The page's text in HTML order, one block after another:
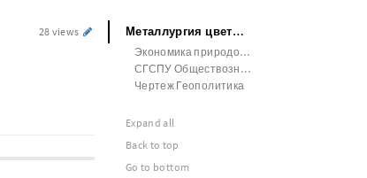
28 views Металлургия цветных металлов SEO - статьи
Экономика природопользования
СГСПУ Обществознание
Чертеж Геополитика
Expand all
Back to top
Go to bottom